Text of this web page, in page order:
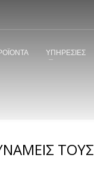
ΥΠΗΡΕΣΙΕΣ
ΤΟΥΣ